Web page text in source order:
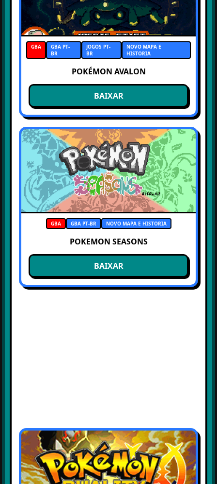
GBA
GBA PT-
BR
JOGOS PT-
BR
NOVO MAPA E
HISTORIA
POKÉMON AVALON
BAIXAR
GBA GBA PT-BR NOVO MAPA E HISTORIA
POKEMON SEASONS
BAIXAR